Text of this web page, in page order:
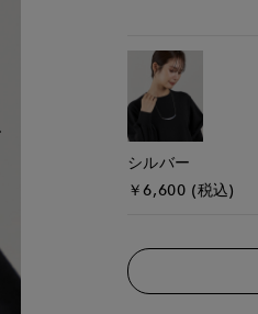
シルバー
￥6,600 (税込)